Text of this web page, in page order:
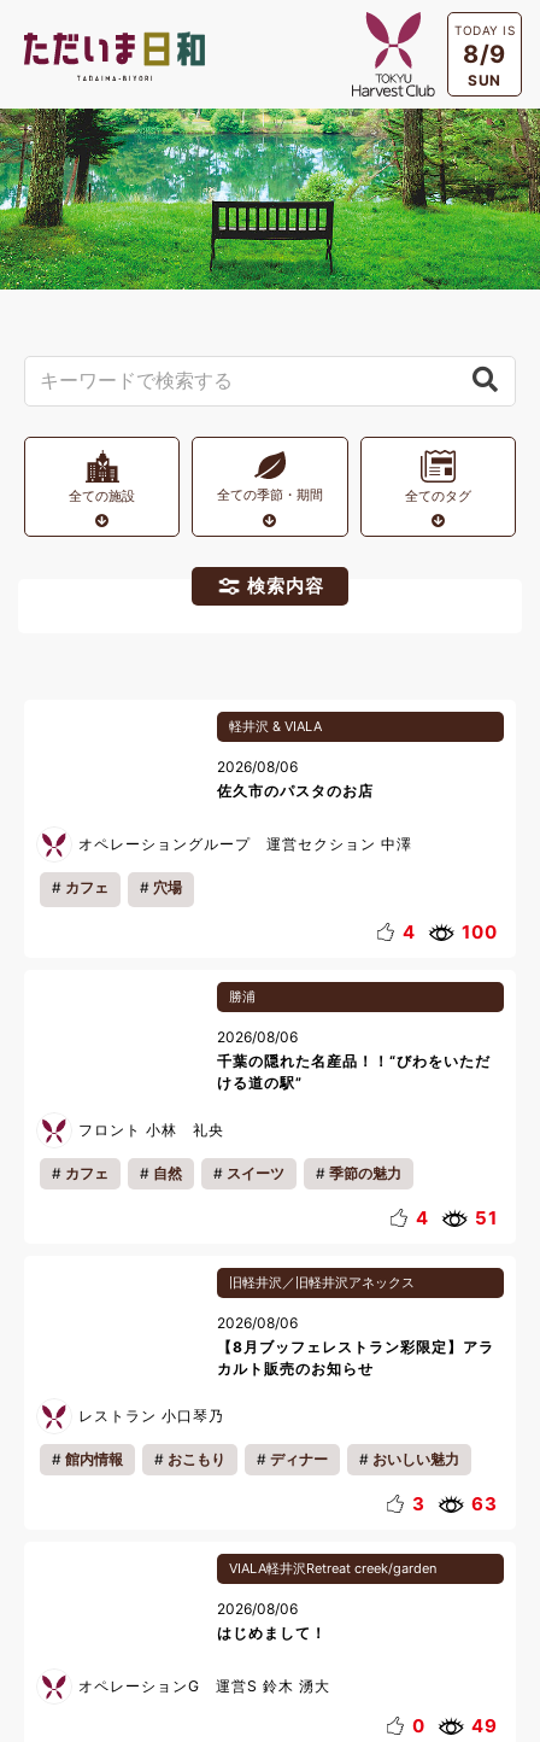
TODAY IS
8/9
SUN
全ての施設 全ての季節・期間 全てのタグ
検索内容
軽井沢 & VIALA
2026/08/06
佐久市のパスタのお店
オペレーショングループ 運営セクション 中澤
カフェ 穴場
4 100
勝浦
2026/08/06
千葉の隠れた名産品！！“びわをいただ
ける道の駅”
フロント 小林 礼央
カフェ 自然 スイーツ 季節の魅力
リフレッシュ 4 51
旧軽井沢／旧軽井沢アネックス
2026/08/06
【8月ブッフェレストラン彩限定】アラ
カルト販売のお知らせ
レストラン 小口琴乃
館内情報 おこもり ディナー おいしい魅力
ファミリー
3 63
VIALA軽井沢Retreat creek/garden
2026/08/06
はじめまして！
オペレーションG 運営S 鈴木 湧大
0 49